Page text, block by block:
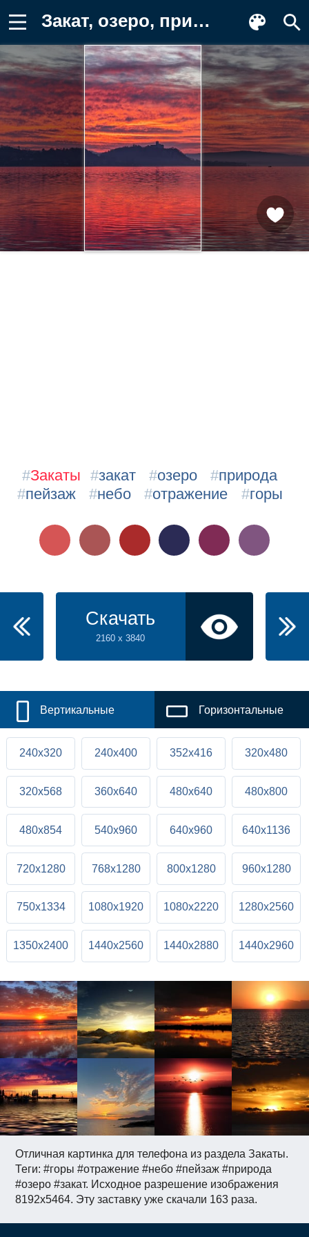
Закат, озеро, природа, пейзаж, небо Картинка для телефона
Отличная картинка для телефона из раздела Закаты.
Теги: #горы #отражение #небо #пейзаж #природа
#озеро #закат. Исходное разрешение изображения
8192x5464. Эту заставку уже скачали 163 раза.
#Закаты #закат #озеро #природа
#пейзаж #небо #отражение #горы
Скачать
2160 x 3840
Вертикальные Горизонтальные
240x320 240x400 352x416 320x480
320x568 360x640 480x640 480x800
480x854 540x960 640x960 640x1136
720x1280 768x1280 800x1280 960x1280
750x1334 1080x1920 1080x2220 1280x2560
1350x2400 1440x2560 1440x2880 1440x2960